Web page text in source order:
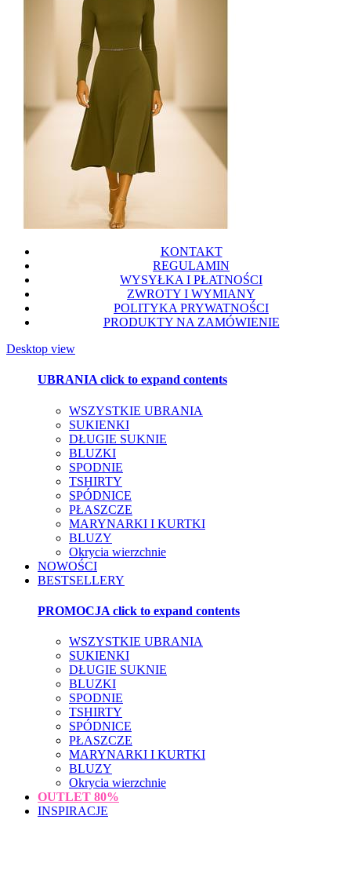
KONTAKT
REGULAMIN
WYSYŁKA I PŁATNOŚCI
ZWROTY I WYMIANY
POLITYKA PRYWATNOŚCI
PRODUKTY NA ZAMÓWIENIE
Desktop view
UBRANIAclick to expand contents
WSZYSTKIE UBRANIA
SUKIENKI
DŁUGIE SUKNIE
BLUZKI
SPODNIE
TSHIRTY
SPÓDNICE
PŁASZCZE
MARYNARKI I KURTKI
BLUZY
Okrycia wierzchnie
NOWOŚCI
BESTSELLERY
PROMOCJA click to expand contents
WSZYSTKIE UBRANIA
SUKIENKI
DŁUGIE SUKNIE
BLUZKI
SPODNIE
TSHIRTY
SPÓDNICE
PŁASZCZE
MARYNARKI I KURTKI
BLUZY
Okrycia wierzchnie
OUTLET 80%
INSPIRACJE